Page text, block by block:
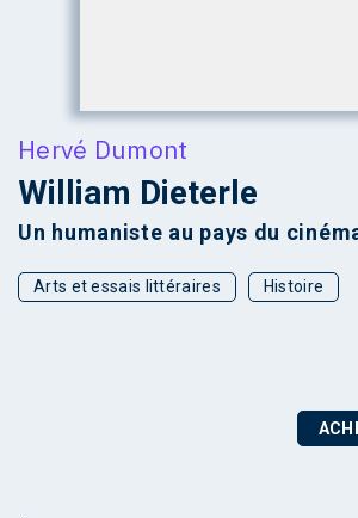
Hervé Dumont
William Dieterle
Un humaniste au pays du
Arts et essais littéraires Histoire